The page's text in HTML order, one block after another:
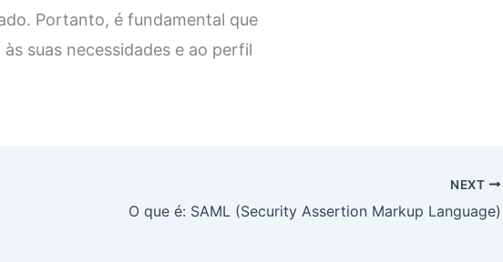
Portanto, é fundamental que
suas necessidades e ao perfil
NEXT
O que é: SAML (Security Assertion Markup Language)